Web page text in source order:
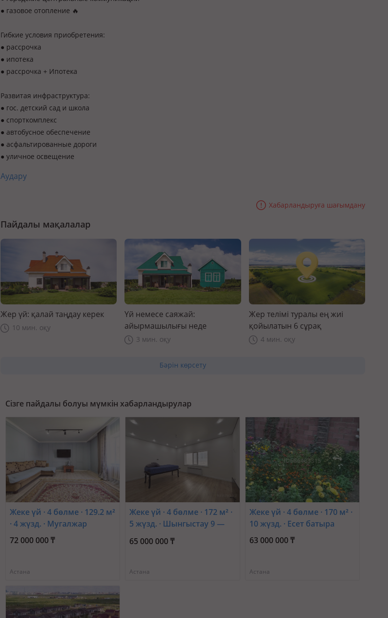
● газовое отопление 🔥
Гибкие условия приобретения:
● рассрочка
● ипотека
● рассрочка + Ипотека
Развитая инфраструктура:
● гос. детский сад и школа
● спорткомплекс
● автобусное обеспечение
● асфальтированные дороги
● уличное освещение
Аудару
Хабарландыруға шағымдану
Пайдалы мақалалар
Жер үй: қалай таңдау керек
10 мин. оқу
Үй немесе саяжай:
айырмашылығы неде
3 мин. оқу
Жер телімі туралы ең жиі
қойылатын 6 сұрақ
4 мин. оқу
Бәрін көрсету
Сізге пайдалы болуы мүмкін хабарландырулар
Жеке үй · 4 бөлме · 129.2 м²
· 4 жүзд. · Мугалжар
72 000 000 ₸
Астана
Жеке үй · 4 бөлме · 172 м² ·
5 жүзд. · Шынгыстау 9 —
Суйинбай акын
65 000 000 ₸
Астана
Жеке үй · 4 бөлме · 170 м² ·
10 жүзд. · Есет батыра
63 000 000 ₸
Астана